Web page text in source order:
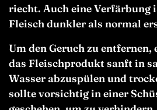
riecht. Auch eine Verfärbung
Fleisch dunkler als normal
Um den Geruch zu entfernen,
das Fleischprodukt sanft in
Wasser abzuspülen und
sollte vorsichtig in einer